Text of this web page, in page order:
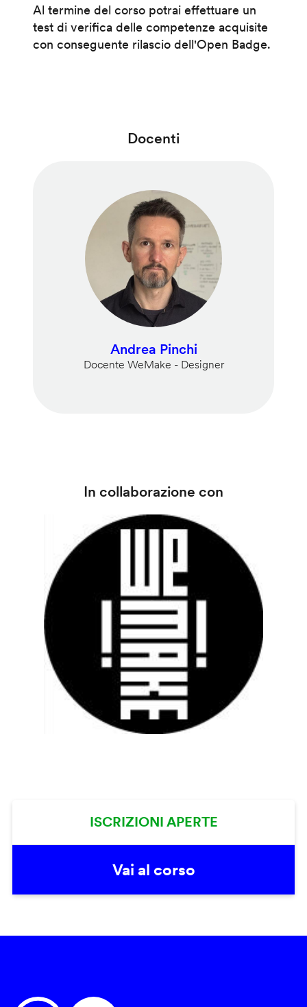
Al termine del corso potrai effettuare un
test di verifica delle competenze acquisite
con conseguente rilascio dell'Open Badge.
Docenti
Andrea Pinchi
Docente WeMake - Designer
In collaborazione con
ISCRIZIONI APERTE
Vai al corso